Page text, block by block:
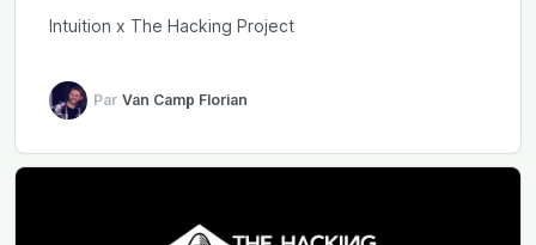
Intuition x The Hacking Project
Par Van Camp Florian